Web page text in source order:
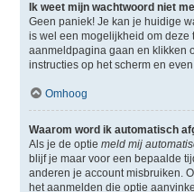
Ik weet mijn wachtwoord niet
Geen paniek! Je kan je huidige
is wel een mogelijkheid om deze
aanmeldpagina gaan en klikken
instructies op het scherm en
Omhoog
Waarom word ik automatisch
Als je de optie meld mij
blijf je maar voor een bepaalde
anderen je account misbruiken.
het aanmelden die optie